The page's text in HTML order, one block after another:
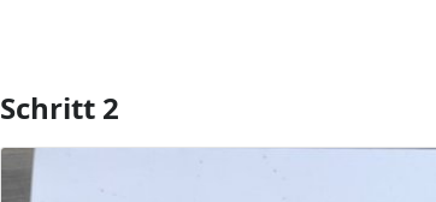
Kommentar hinzufügen
Schritt 2